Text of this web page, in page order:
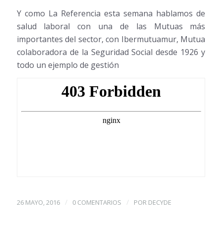
Y como La Referencia esta semana hablamos de
salud laboral con una de las Mutuas más
importantes del sector, con Ibermutuamur, Mutua
colaboradora de la Seguridad Social desde 1926 y
todo un ejemplo de gestión
26 MAYO, 2016 / 0 COMENTARIOS / POR DECYDE